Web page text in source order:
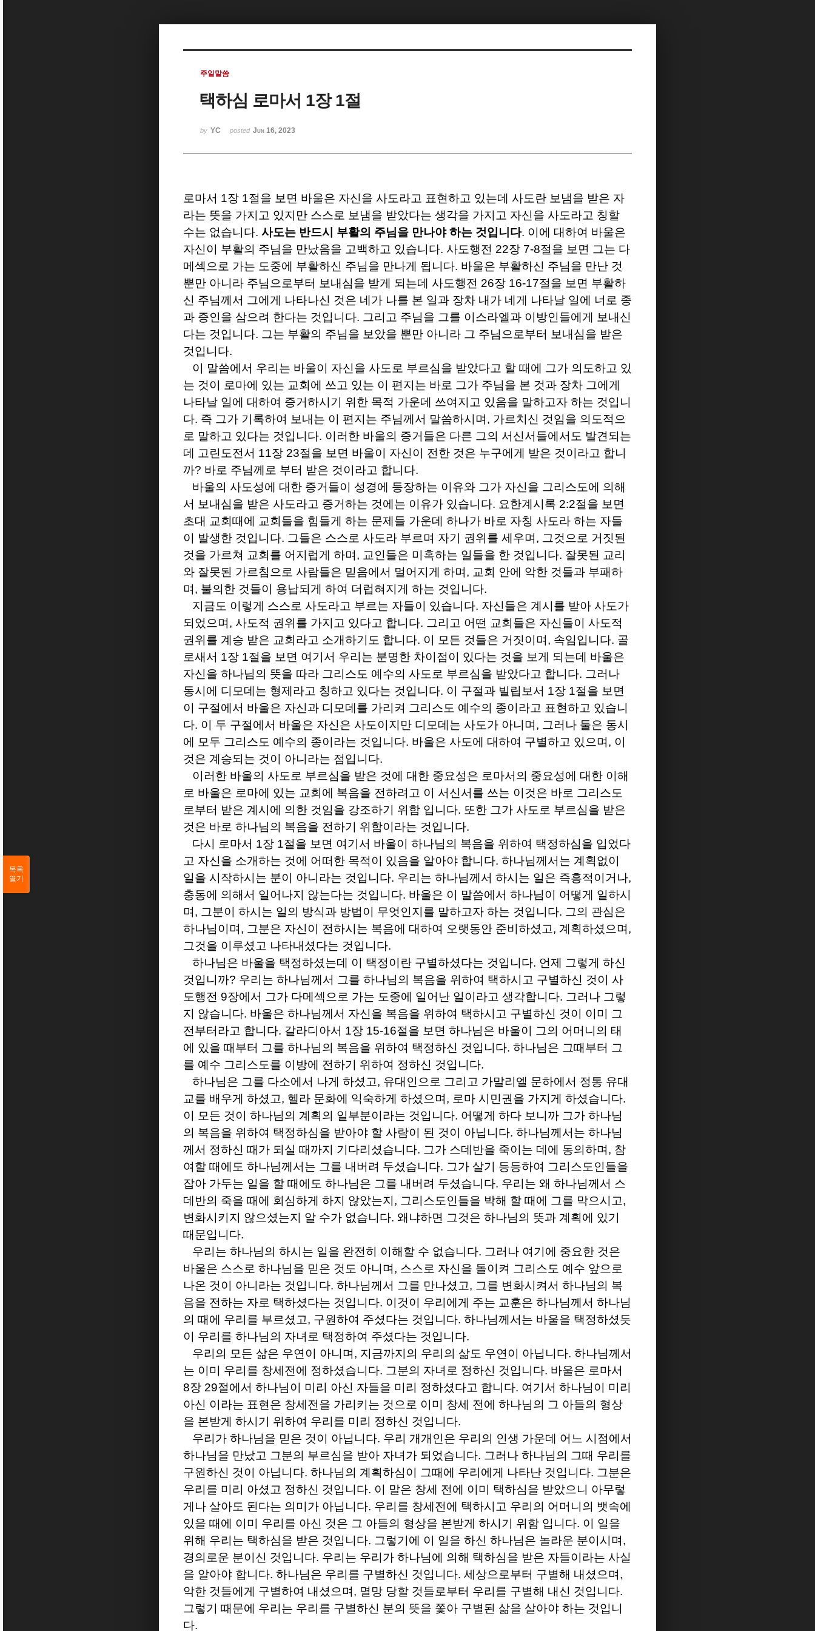
주일말씀
택하심 로마서 1장 1절
by YC posted Jun 16, 2023
로마서 1장 1절을 보면 바울은 자신을 사도라고 표현하고 있는데 사도란 보냄을 받은 자
라는 뜻을 가지고 있지만 스스로 보냄을 받았다는 생각을 가지고 자신을 사도라고 칭할
수는 없습니다. 사도는 반드시 부활의 주님을 만나야 하는 것입니다. 이에 대하여 바울은
자신이 부활의 주님을 만났음을 고백하고 있습니다. 사도행전 22장 7-8절을 보면 그는 다
메섹으로 가는 도중에 부활하신 주님을 만나게 됩니다. 바울은 부활하신 주님을 만난 것
뿐만 아니라 주님으로부터 보내심을 받게 되는데 사도행전 26장 16-17절을 보면 부활하
신 주님께서 그에게 나타나신 것은 네가 나를 본 일과 장차 내가 네게 나타날 일에 너로 종
과 증인을 삼으려 한다는 것입니다. 그리고 주님을 그를 이스라엘과 이방인들에게 보내신
다는 것입니다. 그는 부활의 주님을 보았을 뿐만 아니라 그 주님으로부터 보내심을 받은
것입니다.
이 말씀에서 우리는 바울이 자신을 사도로 부르심을 받았다고 할 때에 그가 의도하고 있
는 것이 로마에 있는 교회에 쓰고 있는 이 편지는 바로 그가 주님을 본 것과 장차 그에게
나타날 일에 대하여 증거하시기 위한 목적 가운데 쓰여지고 있음을 말하고자 하는 것입니
다. 즉 그가 기록하여 보내는 이 편지는 주님께서 말씀하시며 , 가르치신 것임을 의도적으
로 말하고 있다는 것입니다. 이러한 바울의 증거들은 다른 그의 서신서들에서도 발견되는
데 고린도전서 11장 23절을 보면 바울이 자신이 전한 것은 누구에게 받은 것이라고 합니
까? 바로 주님께로 부터 받은 것이라고 합니다.
바울의 사도성에 대한 증거들이 성경에 등장하는 이유와 그가 자신을 그리스도에 의해
서 보내심을 받은 사도라고 증거하는 것에는 이유가 있습니다. 요한계시록 2:2절을 보면
초대 교회때에 교회들을 힘들게 하는 문제들 가운데 하나가 바로 자칭 사도라 하는 자들
이 발생한 것입니다. 그들은 스스로 사도라 부르며 자기 권위를 세우며 , 그것으로 거짓된
것을 가르쳐 교회를 어지럽게 하며 , 교인들은 미혹하는 일들을 한 것입니다. 잘못된 교리
와 잘못된 가르침으로 사람들은 믿음에서 멀어지게 하며 , 교회 안에 악한 것들과 부패하
며 , 불의한 것들이 용납되게 하여 더럽혀지게 하는 것입니다.
지금도 이렇게 스스로 사도라고 부르는 자들이 있습니다. 자신들은 계시를 받아 사도가
되었으며 , 사도적 권위를 가지고 있다고 합니다. 그리고 어떤 교회들은 자신들이 사도적
권위를 계승 받은 교회라고 소개하기도 합니다. 이 모든 것들은 거짓이며 , 속임입니다. 골
로새서 1장 1절을 보면 여기서 우리는 분명한 차이점이 있다는 것을 보게 되는데 바울은
자신을 하나님의 뜻을 따라 그리스도 예수의 사도로 부르심을 받았다고 합니다. 그러나
동시에 디모데는 형제라고 칭하고 있다는 것입니다. 이 구절과 빌립보서 1장 1절을 보면
이 구절에서 바울은 자신과 디모데를 가리켜 그리스도 예수의 종이라고 표현하고 있습니
다. 이 두 구절에서 바울은 자신은 사도이지만 디모데는 사도가 아니며 , 그러나 둘은 동시
에 모두 그리스도 예수의 종이라는 것입니다. 바울은 사도에 대하여 구별하고 있으며 , 이
것은 계승되는 것이 아니라는 점입니다.
이러한 바울의 사도로 부르심을 받은 것에 대한 중요성은 로마서의 중요성에 대한 이해
로 바울은 로마에 있는 교회에 복음을 전하려고 이 서신서를 쓰는 이것은 바로 그리스도
로부터 받은 계시에 의한 것임을 강조하기 위함 입니다. 또한 그가 사도로 부르심을 받은
것은 바로 하나님의 복음을 전하기 위함이라는 것입니다.
다시 로마서 1장 1절을 보면 여기서 바울이 하나님의 복음을 위하여 택정하심을 입었다
고 자신을 소개하는 것에 어떠한 목적이 있음을 알아야 합니다. 하나님께서는 계획없이
일을 시작하시는 분이 아니라는 것입니다. 우리는 하나님께서 하시는 일은 즉흥적이거나,
충동에 의해서 일어나지 않는다는 것입니다. 바울은 이 말씀에서 하나님이 어떻게 일하시
며 , 그분이 하시는 일의 방식과 방법이 무엇인지를 말하고자 하는 것입니다. 그의 관심은
하나님이며 , 그분은 자신이 전하시는 복음에 대하여 오랫동안 준비하셨고, 계획하셨으며 ,
그것을 이루셨고 나타내셨다는 것입니다.
하나님은 바울을 택정하셨는데 이 택정이란 구별하셨다는 것입니다. 언제 그렇게 하신
것입니까? 우리는 하나님께서 그를 하나님의 복음을 위하여 택하시고 구별하신 것이 사
도행전 9장에서 그가 다메섹으로 가는 도중에 일어난 일이라고 생각합니다. 그러나 그렇
지 않습니다. 바울은 하나님께서 자신을 복음을 위하여 택하시고 구별하신 것이 이미 그
전부터라고 합니다. 갈라디아서 1장 15-16절을 보면 하나님은 바울이 그의 어머니의 태
에 있을 때부터 그를 하나님의 복음을 위하여 택정하신 것입니다. 하나님은 그때부터 그
를 예수 그리스도를 이방에 전하기 위하여 정하신 것입니다.
하나님은 그를 다소에서 나게 하셨고, 유대인으로 그리고 가말리엘 문하에서 정통 유대
교를 배우게 하셨고, 헬라 문화에 익숙하게 하셨으며 , 로마 시민권을 가지게 하셨습니다.
이 모든 것이 하나님의 계획의 일부분이라는 것입니다. 어떻게 하다 보니까 그가 하나님
의 복음을 위하여 택정하심을 받아야 할 사람이 된 것이 아닙니다. 하나님께서는 하나님
께서 정하신 때가 되실 때까지 기다리셨습니다. 그가 스데반을 죽이는 데에 동의하며 , 참
여할 때에도 하나님께서는 그를 내버려 두셨습니다. 그가 살기 등등하여 그리스도인들을
잡아 가두는 일을 할 때에도 하나님은 그를 내버려 두셨습니다. 우리는 왜 하나님께서 스
데반의 죽을 때에 회심하게 하지 않았는지 , 그리스도인들을 박해 할 때에 그를 막으시고,
변화시키지 않으셨는지 알 수가 없습니다. 왜냐하면 그것은 하나님의 뜻과 계획에 있기
때문입니다.
우리는 하나님의 하시는 일을 완전히 이해할 수 없습니다. 그러나 여기에 중요한 것은
바울은 스스로 하나님을 믿은 것도 아니며 , 스스로 자신을 돌이켜 그리스도 예수 앞으로
나온 것이 아니라는 것입니다. 하나님께서 그를 만나셨고, 그를 변화시켜서 하나님의 복
음을 전하는 자로 택하셨다는 것입니다. 이것이 우리에게 주는 교훈은 하나님께서 하나님
의 때에 우리를 부르셨고, 구원하여 주셨다는 것입니다. 하나님께서는 바울을 택정하셨듯
이 우리를 하나님의 자녀로 택정하여 주셨다는 것입니다.
우리의 모든 삶은 우연이 아니며 , 지금까지의 우리의 삶도 우연이 아닙니다. 하나님께서
는 이미 우리를 창세전에 정하셨습니다. 그분의 자녀로 정하신 것입니다. 바울은 로마서
8장 29절에서 하나님이 미리 아신 자들을 미리 정하셨다고 합니다. 여기서 하나님이 미리
아신 이라는 표현은 창세전을 가리키는 것으로 이미 창세 전에 하나님의 그 아들의 형상
을 본받게 하시기 위하여 우리를 미리 정하신 것입니다.
우리가 하나님을 믿은 것이 아닙니다. 우리 개개인은 우리의 인생 가운데 어느 시점에서
하나님을 만났고 그분의 부르심을 받아 자녀가 되었습니다. 그러나 하나님의 그때 우리를
구원하신 것이 아닙니다. 하나님의 계획하심이 그때에 우리에게 나타난 것입니다. 그분은
우리를 미리 아셨고 정하신 것입니다. 이 말은 창세 전에 이미 택하심을 받았으니 아무렇
게나 살아도 된다는 의미가 아닙니다. 우리를 창세전에 택하시고 우리의 어머니의 뱃속에
있을 때에 이미 우리를 아신 것은 그 아들의 형상을 본받게 하시기 위함 입니다. 이 일을
위해 우리는 택하심을 받은 것입니다. 그렇기에 이 일을 하신 하나님은 놀라운 분이시며 ,
경의로운 분이신 것입니다. 우리는 우리가 하나님에 의해 택하심을 받은 자들이라는 사실
을 알아야 합니다. 하나님은 우리를 구별하신 것입니다. 세상으로부터 구별해 내셨으며 ,
악한 것들에게 구별하여 내셨으며 , 멸망 당할 것들로부터 우리를 구별해 내신 것입니다.
그렇기 때문에 우리는 우리를 구별하신 분의 뜻을 쫓아 구별된 삶을 살아야 하는 것입니
다.
목록
열기
Sketchbook5, 스케치북5
Sketchbook5, 스케치북5